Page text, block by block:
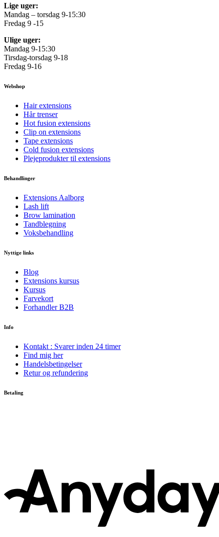
Lige uger:
Mandag – torsdag 9-15:30
Fredag 9 -15
Ulige uger:
Mandag 9-15:30
Tirsdag-torsdag 9-18
Fredag 9-16
Webshop
Hair extensions
Hår trenser
Hot fusion extensions
Clip on extensions
Tape extensions
Cold fusion extensions
Plejeprodukter til extensions
Behandlinger
Extensions Aalborg
Lash lift
Brow lamination
Tandblegning
Voksbehandling
Nyttige links
Blog
Extensions kursus
Kursus
Farvekort
Forhandler B2B
Info
Kontakt : Svarer inden 24 timer
Find mig her
Handelsbetingelser
Retur og refundering
Betaling